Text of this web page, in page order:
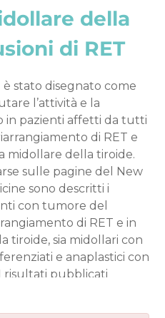
della
di RET
è stato disegnato come
l’attività e la
in pazienti affetti da tutti
di RET e
midollare della tiroide.
sulle pagine del New
sono descritti i
con tumore del
di RET e in
tiroide, sia midollari con
e anaplastici con
risultati pubblicati